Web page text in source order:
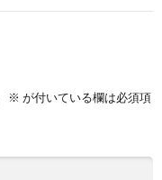
※ が付いている欄は必須項